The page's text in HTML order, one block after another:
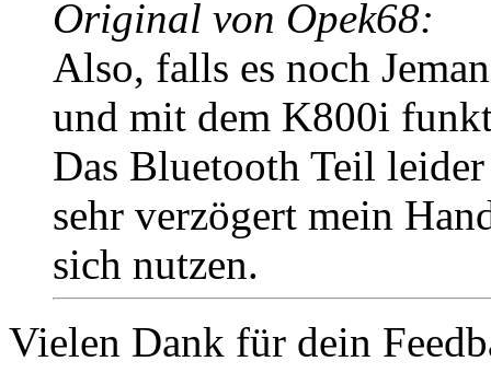
Original von Opek68:
Also, falls es noch
und mit dem K800i
Das Bluetooth Teil
sehr verzögert mein
sich nutzen.
Vielen Dank für dein